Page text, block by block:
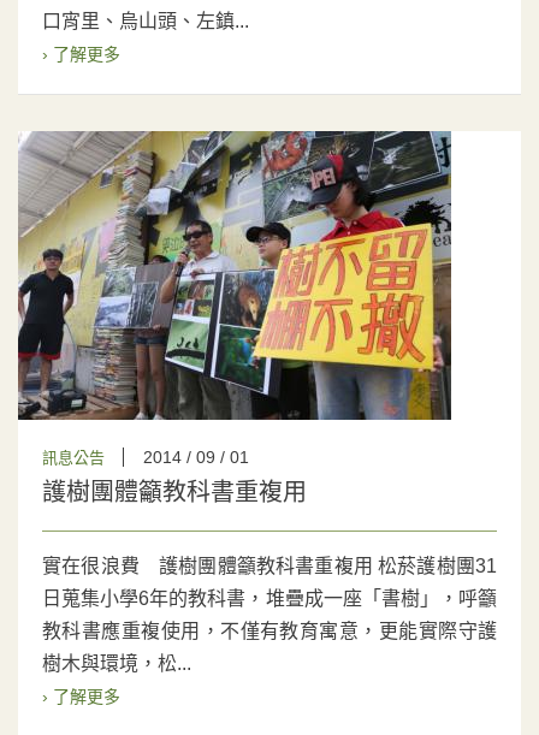
口宵里、烏山頭、左鎮...
› 了解更多
訊息公告 2014 / 09 / 01
護樹團體籲教科書重複用
實在很浪費 護樹團體籲教科書重複用 松菸護樹團31
日蒐集小學6年的教科書，堆疊成一座「書樹」，呼籲
教科書應重複使用，不僅有教育寓意，更能實際守護
樹木與環境，松...
› 了解更多